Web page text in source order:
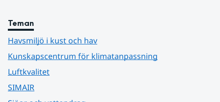
Teman
Havsmiljö i kust och hav
Kunskapscentrum för klimatanpassning
Luftkvalitet
SIMAIR